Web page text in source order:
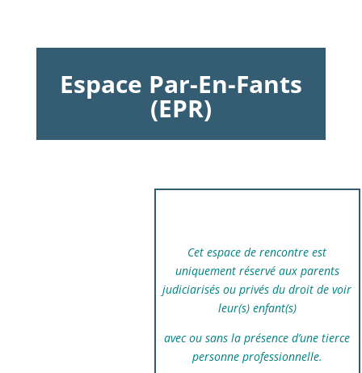
Espace Par-En-Fants
(EPR)
Cet espace de rencontre est
uniquement réservé aux parents
judiciarisés ou privés du droit de voir
leur(s) enfant(s)
avec ou sans la présence d’une tierce
personne professionnelle.